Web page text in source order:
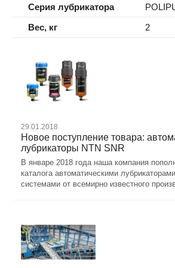
Серия лубрикатора
Вес, кг
2
29.01.2018
Новое поступление товара:
лубрикаторы NTN SNR
В январе 2018 года наша компания
каталога автоматическими
системами от всемирно известного